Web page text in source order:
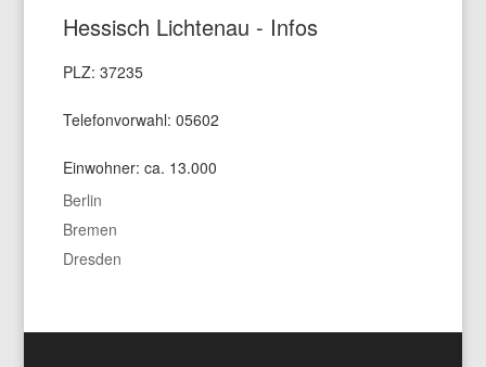
Hessisch Lichtenau - Infos
PLZ: 37235
Telefonvorwahl: 05602
Einwohner: ca. 13.000
Berlin
Bremen
Dresden